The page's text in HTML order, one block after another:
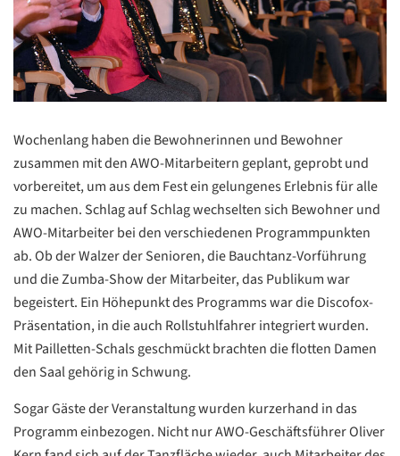
Wochenlang haben die Bewohnerinnen und Bewohner
zusammen mit den AWO-Mitarbeitern geplant, geprobt und
vorbereitet, um aus dem Fest ein gelungenes Erlebnis für alle
zu machen. Schlag auf Schlag wechselten sich Bewohner und
AWO-Mitarbeiter bei den verschiedenen Programmpunkten
ab. Ob der Walzer der Senioren, die Bauchtanz-Vorführung
und die Zumba-Show der Mitarbeiter, das Publikum war
begeistert. Ein Höhepunkt des Programms war die Discofox-
Präsentation, in die auch Rollstuhlfahrer integriert wurden.
Mit Pailletten-Schals geschmückt brachten die flotten Damen
den Saal gehörig in Schwung.
Sogar Gäste der Veranstaltung wurden kurzerhand in das
Programm einbezogen. Nicht nur AWO-Geschäftsführer Oliver